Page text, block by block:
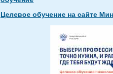
Целевое обучение на сайте